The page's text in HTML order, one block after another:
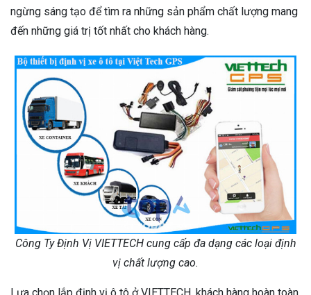
ngừng sáng tạo để tìm ra những sản phẩm chất lượng mang
đến những giá trị tốt nhất cho khách hàng.
Công Ty Định Vị VIETTECH cung cấp đa dạng các loại định
vị chất lượng cao.